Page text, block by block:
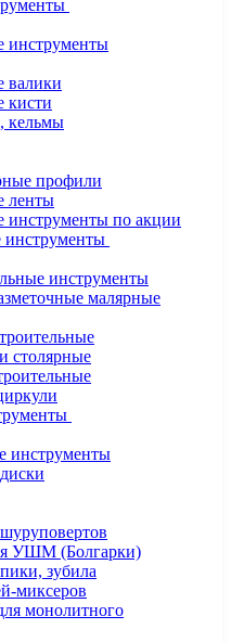
инструменты
валики
кисти
кельмы
профили
ленты
инструменты по акции
инструменты
инструменты
малярные
столярные
инструменты
УШМ (Болгарки)
зубила
миксеров
монолитного